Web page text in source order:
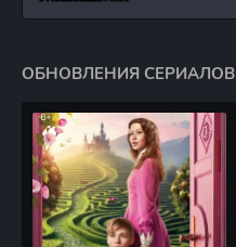
ОБНОВЛЕНИЯ СЕРИАЛОВ